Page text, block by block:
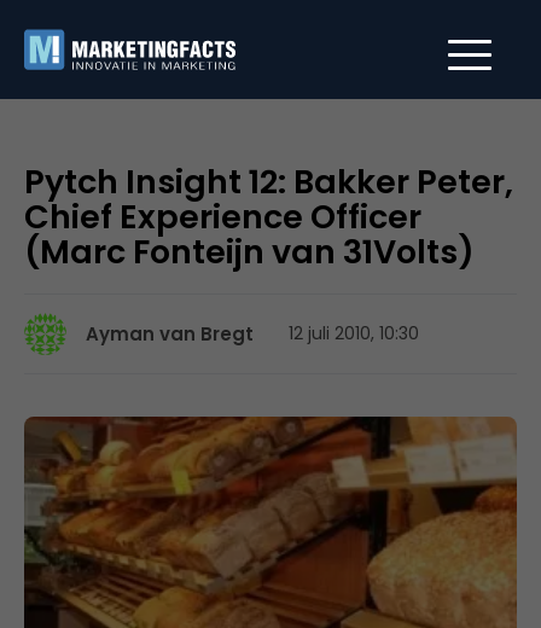
Pytch Insight 12: Bakker Peter,
Chief Experience Officer
(Marc Fonteijn van 31Volts)
Ayman van Bregt 12 juli 2010, 10:30